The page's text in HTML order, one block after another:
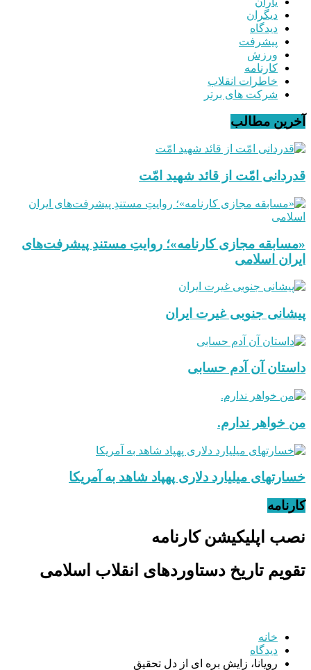
دیگران
دیدگاه
پیشرفت
ورزش
کارنامه
خاطرات انقلاب
شرکت های برتر
آخرین مطالب
قدردانی امّت از قائد شهید امّت
«مسابقه مجازی کارنامه»؛ روایتِ مستندِ پیشرفت‌های
ایران اسلامی
پیشانی جنوبی غیرت ایران
داستان آن آدم حسابی
من خواهر ندارم.
خسارتهای میلیارد دلاری پهپاد شاهد به آمریکا
کارنامه
نصب اپلیکیشن کارنامه
تقویم تاریخ دستاوردهای انقلاب اسلامی
خانه
دیدگاه
رویانا، زایش بره ای از دل تحقیق